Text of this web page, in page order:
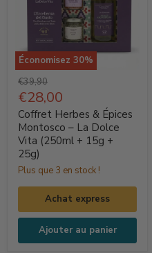
Économisez 30%
Coffret
Herbes
&
Épices
Montosco
–
La
Vita
(250ml
+
Prix
d'origine
€39,90
Prix
actuel
€28,00
Coffret Herbes & Épices
Montosco – La Dolce
Vita (250ml + 15g +
25g)
Plus que 3 en stock !
Achat express
Ajouter au panier